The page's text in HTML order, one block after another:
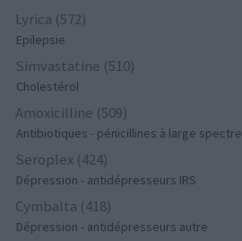
Lyrica (572)
Epilepsie
Simvastatine (510)
Cholestérol
Amoxicilline (509)
Antibiotiques - pénicillines à large spectre
Seroplex (424)
Dépression - antidépresseurs IRS
Cymbalta (418)
Dépression - antidépresseurs autre